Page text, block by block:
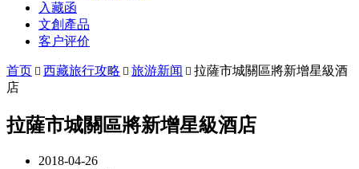
入藏函
文創產品
客户评价
首页  西藏旅行攻略  旅游新闻  拉薩市城關區將新增星級酒
店
拉薩市城關區將新增星級酒店
2018-04-26